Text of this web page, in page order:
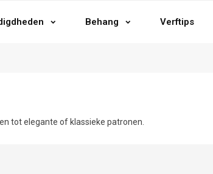
Behang Verftips
tot elegante of klassieke patronen.